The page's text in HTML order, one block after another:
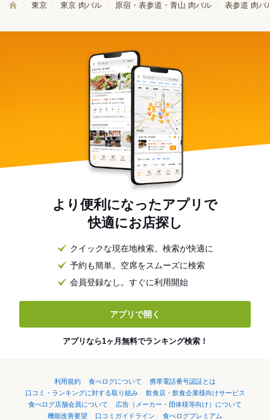
東京 東京 肉バル 原宿・表参道・青山 肉バル 表参道 肉バ
より便利になったアプリで
快適にお店探し
クイックな現在地検索。検索が快適に
予約も簡単。空席をスムーズに検索
会員登録なし。すぐに利用開始
アプリで開く
アプリなら1ヶ月無料でランキング検索！
利用規約 食べログについて
携帯電話番号認証とは
口コミ・ランキングに対する取り組み
飲食店・飲食企業様向けサービス
食べログ店舗会員について
広告（メーカー・団体様等向け）について
機能改善要望
口コミガイドライン 食べログプレミアム